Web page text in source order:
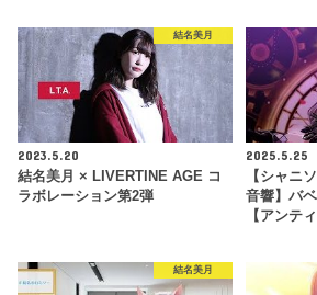
結名美月
2023.5.20
結名美月 × LIVERTINE AGE コ
ラボレーション第2弾
2025.5.25
【シャニ
音響】バ
【アンテ
結名美月